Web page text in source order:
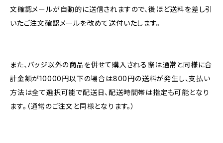
文確認メールが自動的に送信されますので、後ほど送料を差し引
いたご注文確認メールを改めて送付いたします。
また、バッジ以外の商品を併せて購入される際は通常と同様に合
計金額が10000円以下の場合は800円の送料が発生し、支払い
方法は全て選択可能で配送日、配送時間帯は指定も可能となり
ます。（通常のご注文と同様となります。）